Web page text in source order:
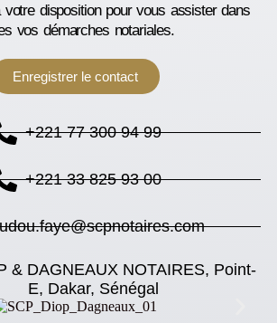
disposition pour vous assister dans
vos démarches notariales.
Enregistrer le contact
+221 77 300 94 99
+221 33 825 93 00
& DAGNEAUX NOTAIRES, Point-
E, Dakar, Sénégal